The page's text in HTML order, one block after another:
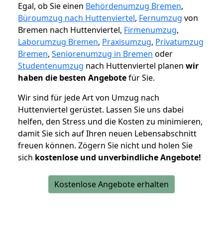
Egal, ob Sie einen Behördenumzug Bremen,
Büroumzug nach Huttenviertel, Fernumzug von
Bremen nach Huttenviertel, Firmenumzug,
Laborumzug Bremen, Praxisumzug, Privatumzug
Bremen, Seniorenumzug in Bremen oder
Studentenumzug nach Huttenviertel planen wir
haben die besten Angebotefür Sie.
Wir sind für jede Art von Umzug nach
Huttenviertel gerüstet. Lassen Sie uns dabei
helfen, den Stress und die Kosten zu minimieren,
damit Sie sich auf Ihren neuen Lebensabschnitt
freuen können. Zögern Sie nicht und holen Sie
sich kostenlose und unverbindliche Angebote!
Kostenlose Angebote erhalten